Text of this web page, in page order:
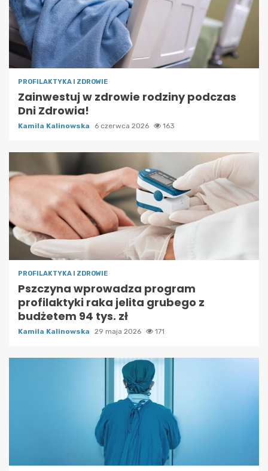
PROFILAKTYKA I ZDROWIE
Zainwestuj w zdrowie rodziny podczas
Dni Zdrowia!
Kamila Kalinowska 6 czerwca 2026 163
PROFILAKTYKA I ZDROWIE
Pszczyna wprowadza program
profilaktyki raka jelita grubego z
budżetem 94 tys. zł
Kamila Kalinowska 29 maja 2026 171